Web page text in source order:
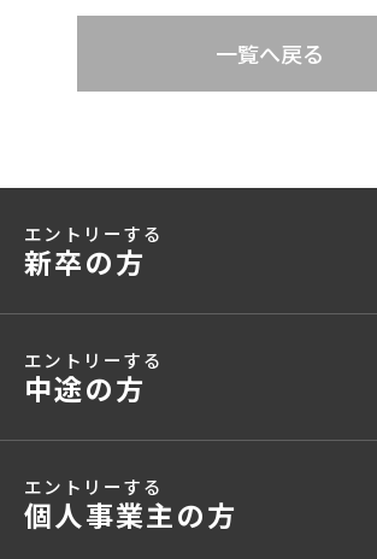
一覧へ戻る
エントリーする
新卒の方
エントリーする
中途の方
エントリーする
個人事業主の方